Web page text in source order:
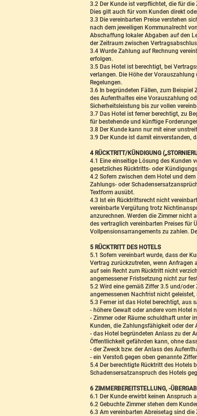
3.2 Der Kunde ist verpflichtet, die für
Dies gilt auch für vom Kunden direkt
3.3 Die vereinbarten Preise verstehen
nach dem jeweiligen Kommunalrecht
Abschaffung lokaler Abgaben auf den
der Zeitraum zwischen
3.4 Wurde Zahlung auf Rechnung
erfolgen.
3.5 Das Hotel ist berechtigt, bei
verlangen. Die Höhe der
Regelungen.
3.6 In begründeten Fällen, zum
des Aufenthaltes eine Vorauszahlung
Sicherheitsleistung bis zur vollen
3.7 Das Hotel ist ferner berechtigt, zu
für bestehende und künftige
3.8 Der Kunde kann nur mit einer
3.9 Der Kunde ist damit einverstanden,
4 RÜCKTRITT/KÜNDIGUNG
4.1 Eine einseitige Lösung des Kunden
gesetzliches Rücktritts- oder
4.2 Sofern zwischen dem Hotel und
Zahlungs- oder
Textform ausübt.
4.3 Ist ein Rücktrittsrecht nicht
vereinbarte Vergütung trotz
anzurechnen. Werden die Zimmer nicht
des vertraglich vereinbarten Preises für
Vollpensionsarrangements zu zahlen.
5 RÜCKTRITT DES HOTELS
5.1 Sofern vereinbart wurde, dass der
Vertrag zurückzutreten, wenn Anfragen
auf sein Recht zum Rücktritt nicht
angemessener Fristsetzung nicht zur
5.2 Wird eine gemäß Ziffer 3.5 und/
angemessenen Nachfrist nicht
5.3 Ferner ist das Hotel berechtigt, aus
- höhere Gewalt oder andere vom Hotel
- Zimmer oder Räume schuldhaft unter
Kunden, die Zahlungsfähigkeit oder der
- das Hotel begründeten Anlass zu der
Öffentlichkeit gefährden kann, ohne
- der Zweck bzw. der Anlass des
- ein Verstoß gegen oben genannte
5.4 Der berechtigte Rücktritt des Hotels
Schadensersatzanspruch des Hotels
6 ZIMMERBEREITSTELLUNG, -
6.1 Der Kunde erwirbt keinen Anspruch
6.2 Gebuchte Zimmer stehen dem
6.3 Am vereinbarten Abreisetag sind